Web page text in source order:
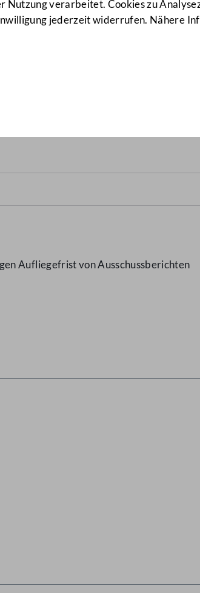
Nutzung verarbeitet. Cookies zu
jederzeit widerrufen. Nähere
von
Aufliegefrist von Ausschussberichten